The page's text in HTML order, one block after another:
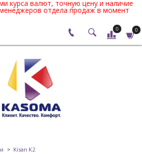
курса валют, точную цену и наличие
отдела продаж в момент
0 0
Kisan K2